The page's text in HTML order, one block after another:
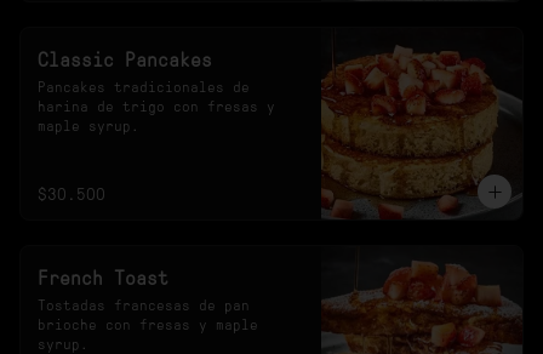
Classic Pancakes
Pancakes tradicionales de
harina de trigo con fresas y
maple syrup.
$30.500
French Toast
Tostadas francesas de pan
brioche con fresas y maple
syrup.